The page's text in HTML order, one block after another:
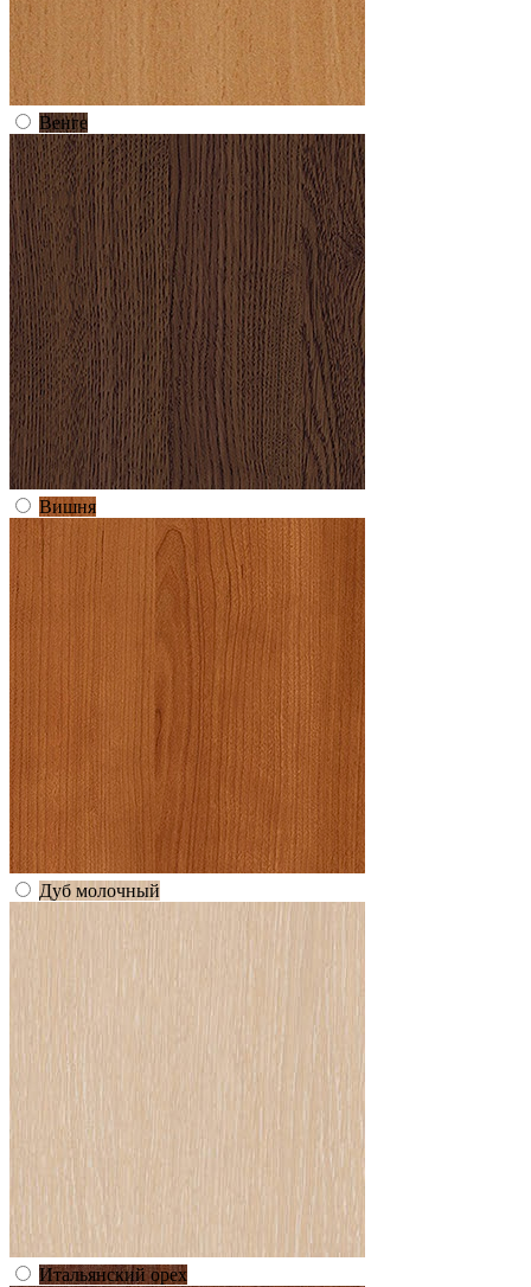
Венге
Вишня
Дуб молочный
Итальянский орех